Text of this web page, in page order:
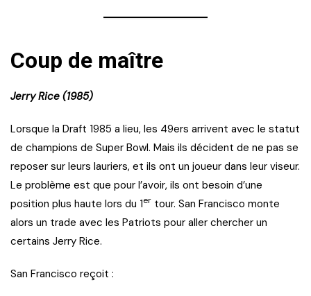
Coup de maître
Jerry Rice (1985)
Lorsque la Draft 1985 a lieu, les 49ers arrivent avec le statut
de champions de Super Bowl. Mais ils décident de ne pas se
reposer sur leurs lauriers, et ils ont un joueur dans leur viseur.
Le problème est que pour l’avoir, ils ont besoin d’une
position plus haute lors du 1er tour. San Francisco monte
alors un trade avec les Patriots pour aller chercher un
certains Jerry Rice.
San Francisco reçoit :